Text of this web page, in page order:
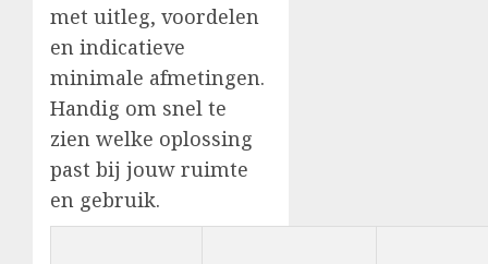
met uitleg, voordelen
en indicatieve
minimale afmetingen.
Handig om snel te
zien welke oplossing
past bij jouw ruimte
en gebruik.